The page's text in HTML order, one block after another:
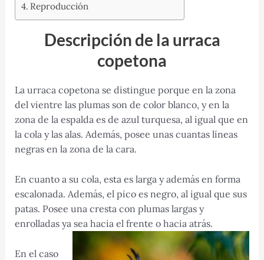
Reproducción
Descripción de la urraca
copetona
La urraca copetona se distingue porque en la zona
del vientre las plumas son de color blanco, y en la
zona de la espalda es de azul turquesa, al igual que en
la cola y las alas. Además, posee unas cuantas líneas
negras en la zona de la cara.
En cuanto a su cola, esta es larga y además en forma
escalonada. Además, el pico es negro, al igual que sus
patas. Posee una cresta con plumas largas y
enrolladas ya sea hacia el frente o hacia atrás.
En el caso